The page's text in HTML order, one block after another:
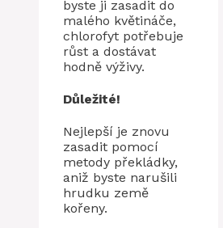
byste ji zasadit do
malého květináče,
chlorofyt potřebuje
růst a dostávat
hodně výživy.
Důležité!
Nejlepší je znovu
zasadit pomocí
metody překládky,
aniž byste narušili
hrudku země
kořeny.